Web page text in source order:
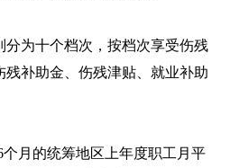
分为十个档次，按档次享受伤残
补助金、伤残津贴、就业补助
月的统筹地区上年度职工月平